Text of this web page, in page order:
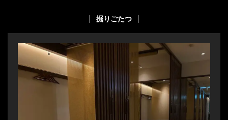
掘りごたつ